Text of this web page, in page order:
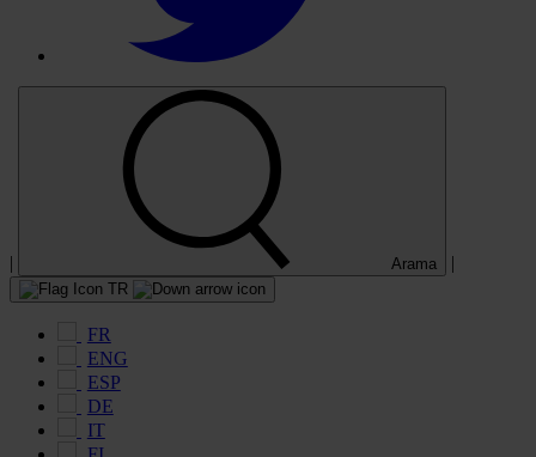
| Arama |
TR
FR
ENG
ESP
DE
IT